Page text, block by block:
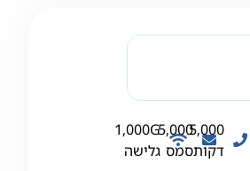
5,000
דקות
5,000
סמס
1,000G
גלישה